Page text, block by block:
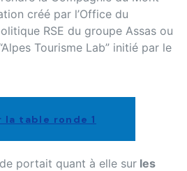
créé par l’Office du
RSE du groupe Assas ou
Tourisme Lab” initié par le
la table ronde 1
portait quant à elle sur les